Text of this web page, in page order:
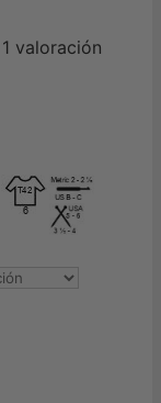
1 valoración